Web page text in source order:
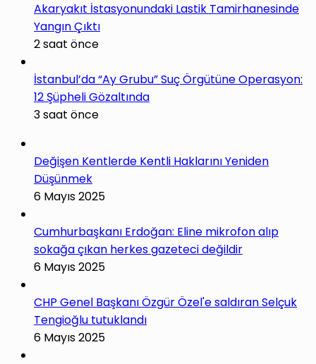
Akaryakıt İstasyonundaki Lastik Tamirhanesinde
Yangın Çıktı
2 saat önce
İstanbul’da “Ay Grubu” Suç Örgütüne Operasyon:
12 Şüpheli Gözaltında
3 saat önce
Değişen Kentlerde Kentli Haklarını Yeniden
Düşünmek
6 Mayıs 2025
Cumhurbaşkanı Erdoğan: Eline mikrofon alıp
sokağa çıkan herkes gazeteci değildir
6 Mayıs 2025
CHP Genel Başkanı Özgür Özel'e saldıran Selçuk
Tengioğlu tutuklandı
6 Mayıs 2025